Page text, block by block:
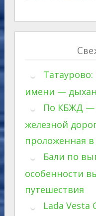
имени —
По КБЖД —
железной
проложенная в
Бали по
особенности
путешествия
Lada Vesta